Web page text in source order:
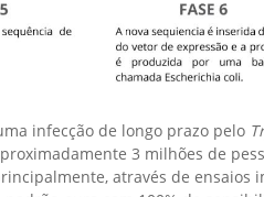
infecção de longo prazo pelo
3 milhões de
através de ensaios